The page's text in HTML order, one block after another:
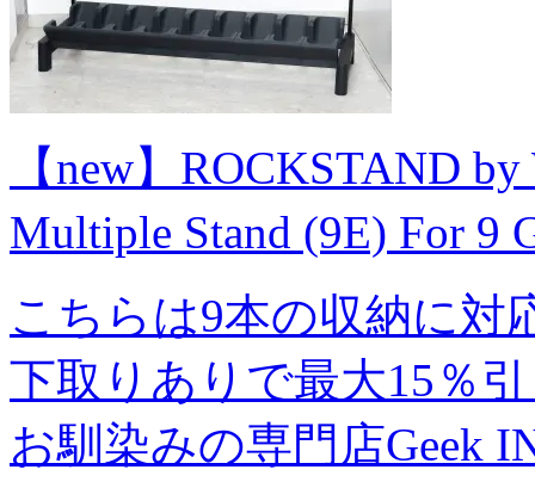
【new】ROCKSTAND
Multiple Stand (9E) For 9
こちらは9本の収納に対
下取りありで最大15％
お馴染みの専門店Geek